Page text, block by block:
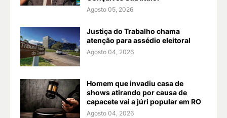
Agosto 05, 2026
Justiça do Trabalho chama
atenção para assédio eleitoral
Agosto 04, 2026
Homem que invadiu casa de
shows atirando por causa de
capacete vai a júri popular em RO
Agosto 04, 2026